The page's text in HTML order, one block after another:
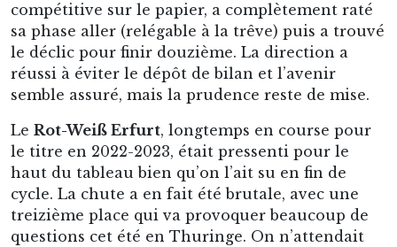
compétitive sur le papier, a complètement raté
sa phase aller (relégable à la trêve) puis a trouvé
le déclic pour finir douzième. La direction a
réussi à éviter le dépôt de bilan et l’avenir
semble assuré, mais la prudence reste de mise.
Le Rot-Weiß Erfurt, longtemps en course pour
le titre en 2022-2023, était pressenti pour le
haut du tableau bien qu’on l’ait su en fin de
cycle. La chute a en fait été brutale, avec une
treizième place qui va provoquer beaucoup de
questions cet été en Thuringe. On n’attendait